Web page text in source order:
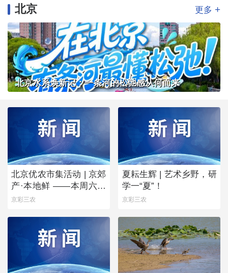
北京 更多 +
北京水系焕新记：一条河的松弛感从何而来
北京优农市集活动 | 京郊
产·本地鲜 ——本周六，
去朝阳公园“鲜”起来！
京彩三农
夏耘生辉 | 艺术乡野，研
学一“夏”！
京彩三农